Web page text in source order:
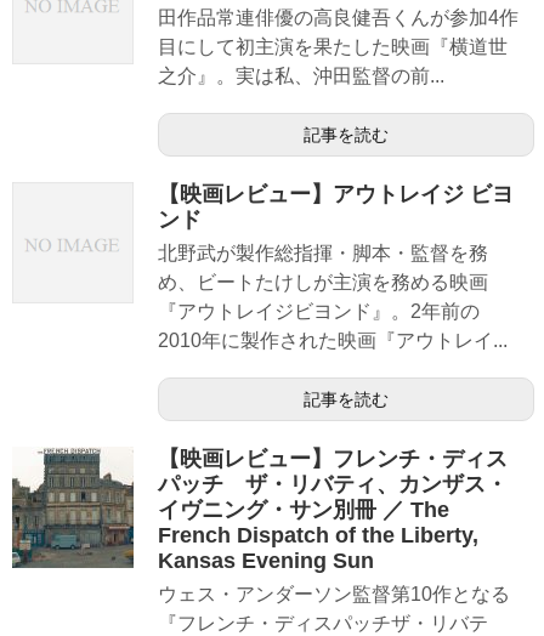
田作品常連俳優の高良健吾くんが参加4作
目にして初主演を果たした映画『横道世
之介』。実は私、沖田監督の前...
記事を読む
【映画レビュー】アウトレイジ ビヨ
ンド
北野武が製作総指揮・脚本・監督を務
め、ビートたけしが主演を務める映画
『アウトレイジビヨンド』。2年前の
2010年に製作された映画『アウトレイ...
記事を読む
【映画レビュー】フレンチ・ディス
パッチ ザ・リバティ、カンザス・
イヴニング・サン別冊 ／ The
French Dispatch of the Liberty,
Kansas Evening Sun
ウェス・アンダーソン監督第10作となる
『フレンチ・ディスパッチザ・リバテ